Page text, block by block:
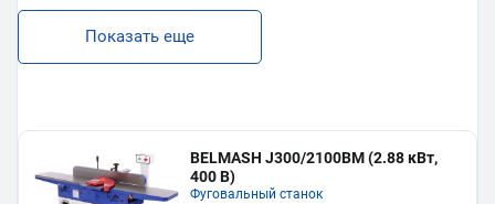
Показать еще
BELMASH J300/2100ВМ (2.88 кВт,
400 В)
Фуговальный станок